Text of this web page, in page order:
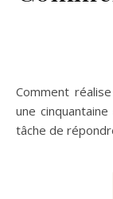
Comment réalise t-on un épisode 1 parfait ? En utilisant
une
tâche de